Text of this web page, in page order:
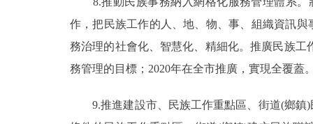
作，把民族工作的人、地、物、事、組織資訊
務治理的社會化、智慧化、精細化。推廣民族
務管理的目標；2020年在全市推廣，實現全覆蓋
9.推進建設市、民族工作重點區、街道(鄉鎮)